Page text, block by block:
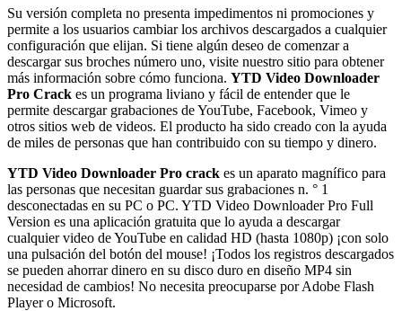
Su versión completa no presenta impedimentos ni promociones y
permite a los usuarios cambiar los archivos descargados a cualquier
configuración que elijan. Si tiene algún deseo de comenzar a
descargar sus broches número uno, visite nuestro sitio para obtener
más información sobre cómo funciona. YTD Video Downloader
Pro Crack es un programa liviano y fácil de entender que le
permite descargar grabaciones de YouTube, Facebook, Vimeo y
otros sitios web de videos. El producto ha sido creado con la ayuda
de miles de personas que han contribuido con su tiempo y dinero.
YTD Video Downloader Pro crack es un aparato magnífico para
las personas que necesitan guardar sus grabaciones n. ° 1
desconectadas en su PC o PC. YTD Video Downloader Pro Full
Version es una aplicación gratuita que lo ayuda a descargar
cualquier video de YouTube en calidad HD (hasta 1080p) ¡con solo
una pulsación del botón del mouse! ¡Todos los registros descargados
se pueden ahorrar dinero en su disco duro en diseño MP4 sin
necesidad de cambios! No necesita preocuparse por Adobe Flash
Player o Microsoft.